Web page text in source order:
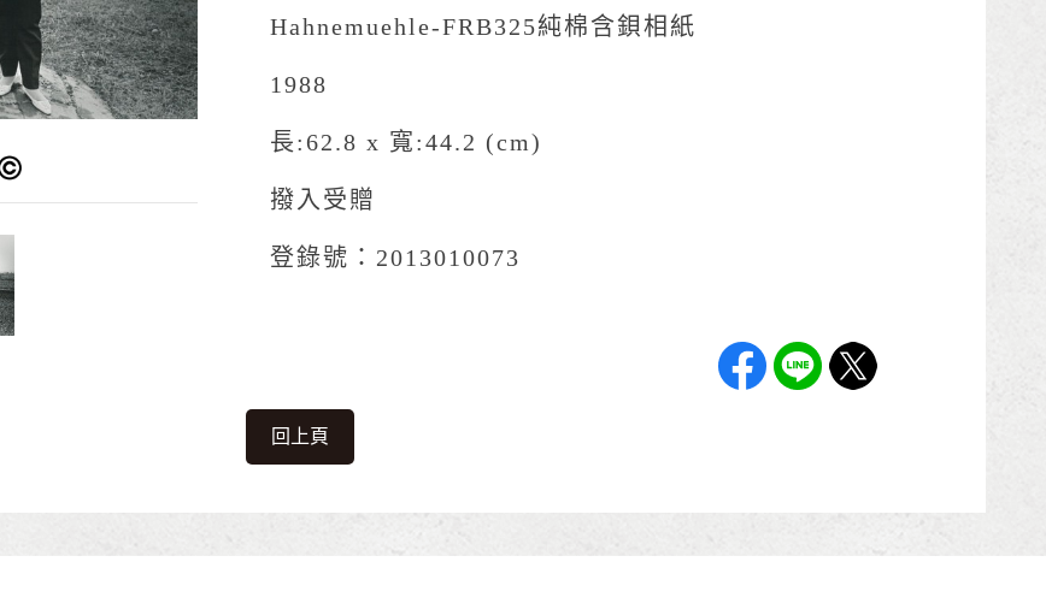
Hahnemuehle-FRB325純棉含鋇相紙
1988
長:62.8 x 寬:44.2 (cm)
撥入受贈
登錄號：2013010073
回上頁